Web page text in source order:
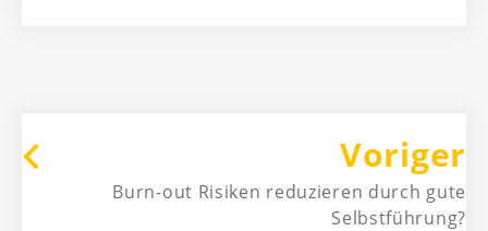
Voriger
Burn-out Risiken reduzieren durch gute
Selbstführung?